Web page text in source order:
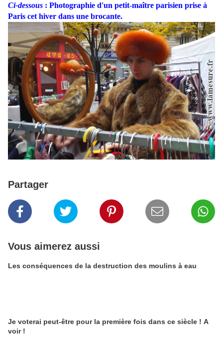
Ci-dessous : Photographie d'un petit-maître parisien prise à
Paris cet hiver dans une brocante.
Partager
Vous aimerez aussi
Les conséquences de la destruction des moulins à eau
Je voterai peut-être pour la première fois dans ce siècle ! A
voir !